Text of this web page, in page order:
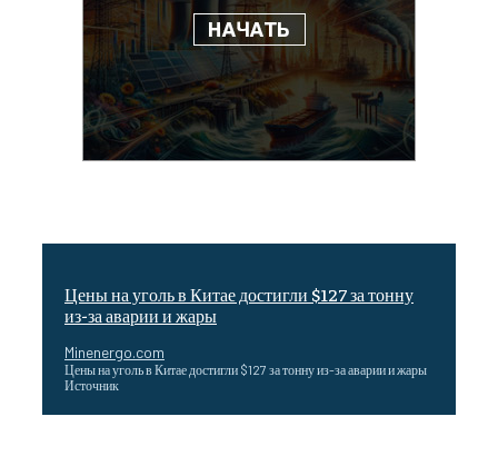
Цены на уголь в Китае достигли $127 за тонну
из-за аварии и жары
Minenergo.com
Цены на уголь в Китае достигли $127 за тонну из-за аварии и жары
Источник